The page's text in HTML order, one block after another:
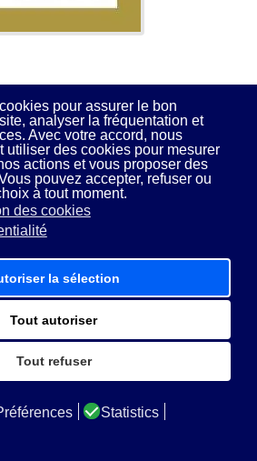
pour assurer le bon
analyser la fréquentation et
Avec votre accord, nous
utiliser des cookies pour mesurer
actions et vous proposer des
pouvez accepter, refuser ou
à tout moment.
des cookies
la sélection
Tout autoriser
Tout refuser
Statistics
de confidentialité